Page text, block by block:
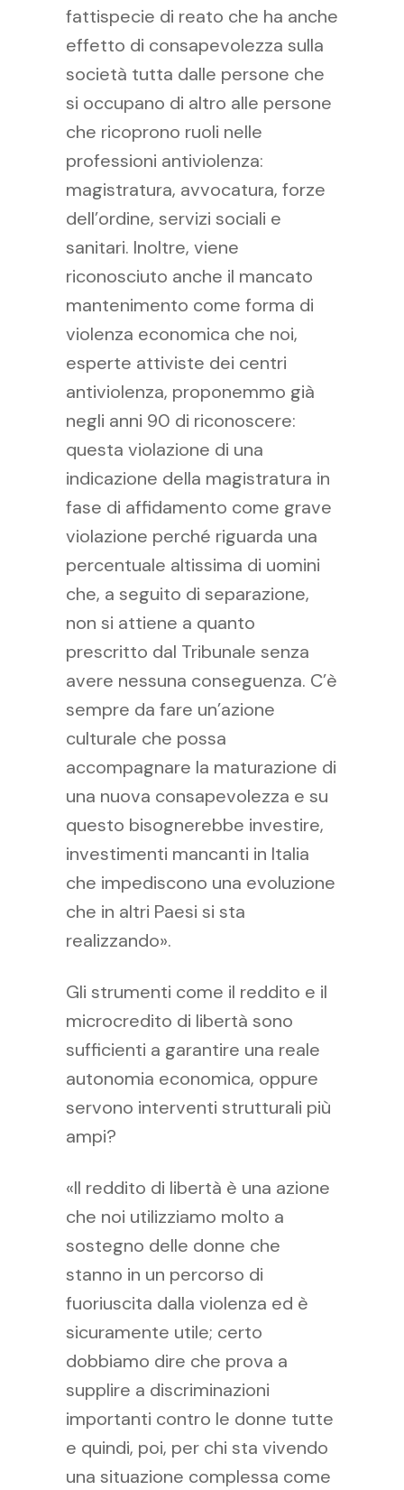
fattispecie di reato che ha anche
effetto di consapevolezza sulla
società tutta dalle persone che
si occupano di altro alle persone
che ricoprono ruoli nelle
professioni antiviolenza:
magistratura, avvocatura, forze
dell’ordine, servizi sociali e
sanitari. Inoltre, viene
riconosciuto anche il mancato
mantenimento come forma di
violenza economica che noi,
esperte attiviste dei centri
antiviolenza, proponemmo già
negli anni 90 di riconoscere:
questa violazione di una
indicazione della magistratura in
fase di affidamento come grave
violazione perché riguarda una
percentuale altissima di uomini
che, a seguito di separazione,
non si attiene a quanto
prescritto dal Tribunale senza
avere nessuna conseguenza. C’è
sempre da fare un’azione
culturale che possa
accompagnare la maturazione di
una nuova consapevolezza e su
questo bisognerebbe investire,
investimenti mancanti in Italia
che impediscono una evoluzione
che in altri Paesi si sta
realizzando».
Gli strumenti come il reddito e il
microcredito di libertà sono
sufficienti a garantire una reale
autonomia economica, oppure
servono interventi strutturali più
ampi?
«Il reddito di libertà è una azione
che noi utilizziamo molto a
sostegno delle donne che
stanno in un percorso di
fuoriuscita dalla violenza ed è
sicuramente utile; certo
dobbiamo dire che prova a
supplire a discriminazioni
importanti contro le donne tutte
e quindi, poi, per chi sta vivendo
una situazione complessa come